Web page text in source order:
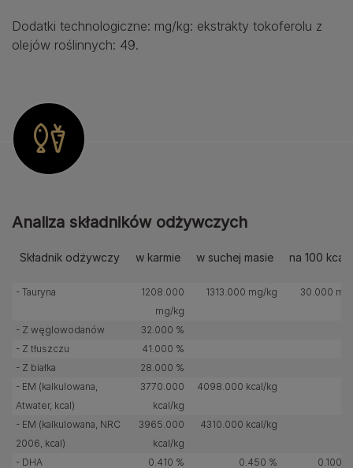
Dodatki technologiczne: mg/kg: ekstrakty tokoferolu z
olejów roślinnych: 49.
Analiza składników odżywczych
Składnik odżywczy w karmie w suchej masie na 100 kcal
- Tauryna
1208.000
mg/kg
1313.000 mg/kg 30.000 mg
- Z węglowodanów
32.000 %
- Z tłuszczu
41.000 %
- Z białka
28.000 %
- EM (kalkulowana,
Atwater, kcal)
3770.000
kcal/kg
4098.000 kcal/kg
- EM (kalkulowana, NRC
2006, kcal)
3965.000
kcal/kg
4310.000 kcal/kg
- DHA 0.410 % 0.450 %
0.100 g